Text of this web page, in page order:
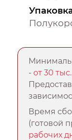
-от 30
Время
(готовой
рабочих